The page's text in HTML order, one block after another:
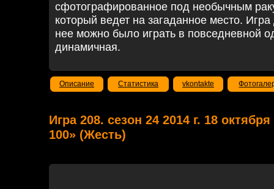
сфотографированное под необычным
который ведет на загаданное место. Игра
нее можно было играть в повседневной
динамичная.
Описание Статистика vkontakte
Игра 208. сезон 24 2014 г. 18
100» (Жесть)